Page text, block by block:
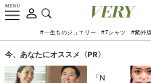
#一生ものジュエリー #Tシャツ #紫外
今、あなたにオススメ〈PR〉
「N